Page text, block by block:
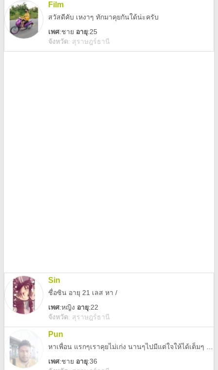
Film
สวัสดีคับ เหงาๆ ทักมาคุยกันใด้น่ะครับ
เพศ:ชาย อายุ:25
จังหวัด: สุราษฎร์ธานี
Sin
ชื่อซิน อายุ 21 เลส หา /
เพศ:หญิง อายุ:22
จังหวัด: สุราษฎร์ธานี
Pun
เพศ:ชาย อายุ:36